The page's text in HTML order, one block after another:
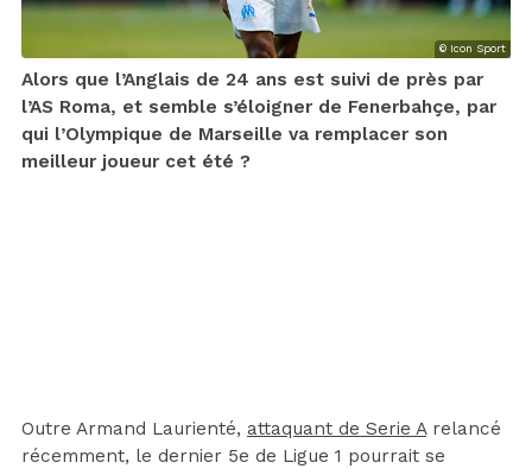
© Icon Sport
Alors que l’Anglais de 24 ans est suivi de près par
l’AS Roma, et semble s’éloigner de Fenerbahçe, par
qui l’Olympique de Marseille va remplacer son
meilleur joueur cet été ?
Outre Armand Laurienté, attaquant de Serie Arelancé
récemment, le dernier 5e de Ligue 1 pourrait se